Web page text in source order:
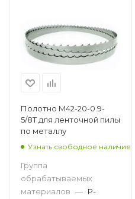
Полотно M42-20-0.9-
5/8T для ленточной пилы
по металлу
Узнать свободное наличие
Группа
обрабатываемых
материалов — P-